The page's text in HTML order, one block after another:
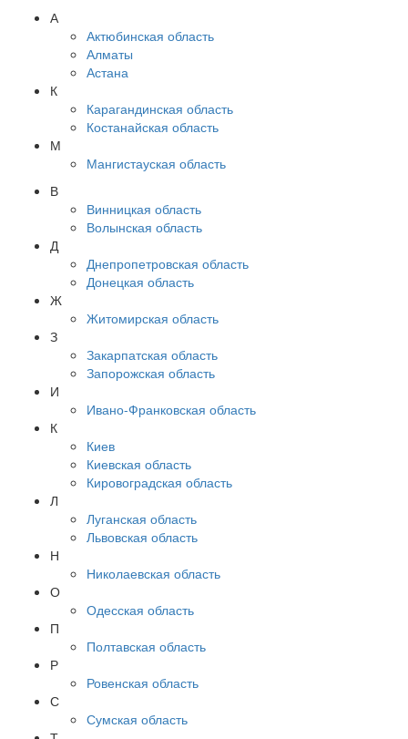
А
Актюбинская область
Алматы
Астана
К
Карагандинская область
Костанайская область
М
Мангистауская область
В
Винницкая область
Волынская область
Д
Днепропетровская область
Донецкая область
Ж
Житомирская область
З
Закарпатская область
Запорожская область
И
Ивано-Франковская область
К
Киев
Киевская область
Кировоградская область
Л
Луганская область
Львовская область
Н
Николаевская область
О
Одесская область
П
Полтавская область
Р
Ровенская область
С
Сумская область